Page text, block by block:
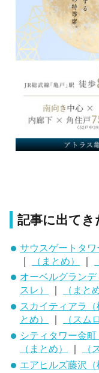
記事に出てき
サウスゲートタワ
｜
（まとめ） ｜
オーベルグランデ
スレ）
（まと
スカイティアラ（
とめ）
｜ （スム
シティタワー金町
（まとめ）
｜ （
エアヒルズ藤沢（